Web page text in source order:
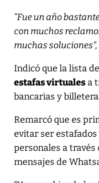
“Fue un año
con muchos
muchas
Indicó que la lista
estafas virtualesa
bancarias y
Remarcó que es
evitar ser
personales a
mensajes de